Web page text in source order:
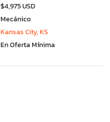
$4,975 USD
Mecánico
Kansas City, KS
En Oferta Mínima